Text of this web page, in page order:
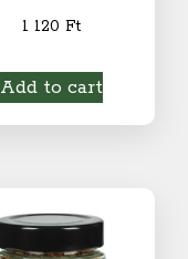
1 120 Ft
Add to cart